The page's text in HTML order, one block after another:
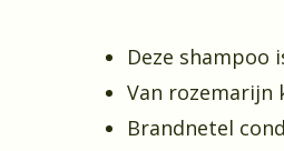
Deze shampoo
Van rozemarijn
Brandnetel